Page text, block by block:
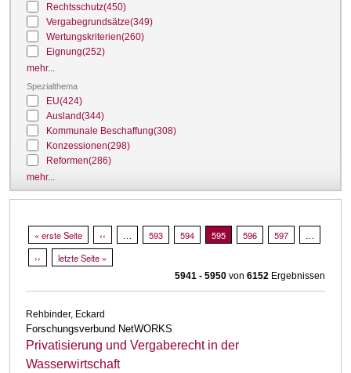
Rechtsschutz(450)
Vergabegrundsätze(349)
Wertungskriterien(260)
Eignung(252)
mehr...
Spezialthema
EU(424)
Ausland(344)
Kommunale Beschaffung(308)
Konzessionen(298)
Reformen(286)
mehr...
Seitennummerierung
Erste Seite
« erste Seite Vorherige Seite
‹‹ … Page
593 Page
594 Aktuelle Seite
595 Page
596 Page
597
…
Nächste Seite
›› Letzte Seite
letzte Seite »
5941 - 5950 von 6152 Ergebnissen
Rehbinder, Eckard
Forschungsverbund NetWORKS
Privatisierung und Vergaberecht in der
Wasserwirtschaft